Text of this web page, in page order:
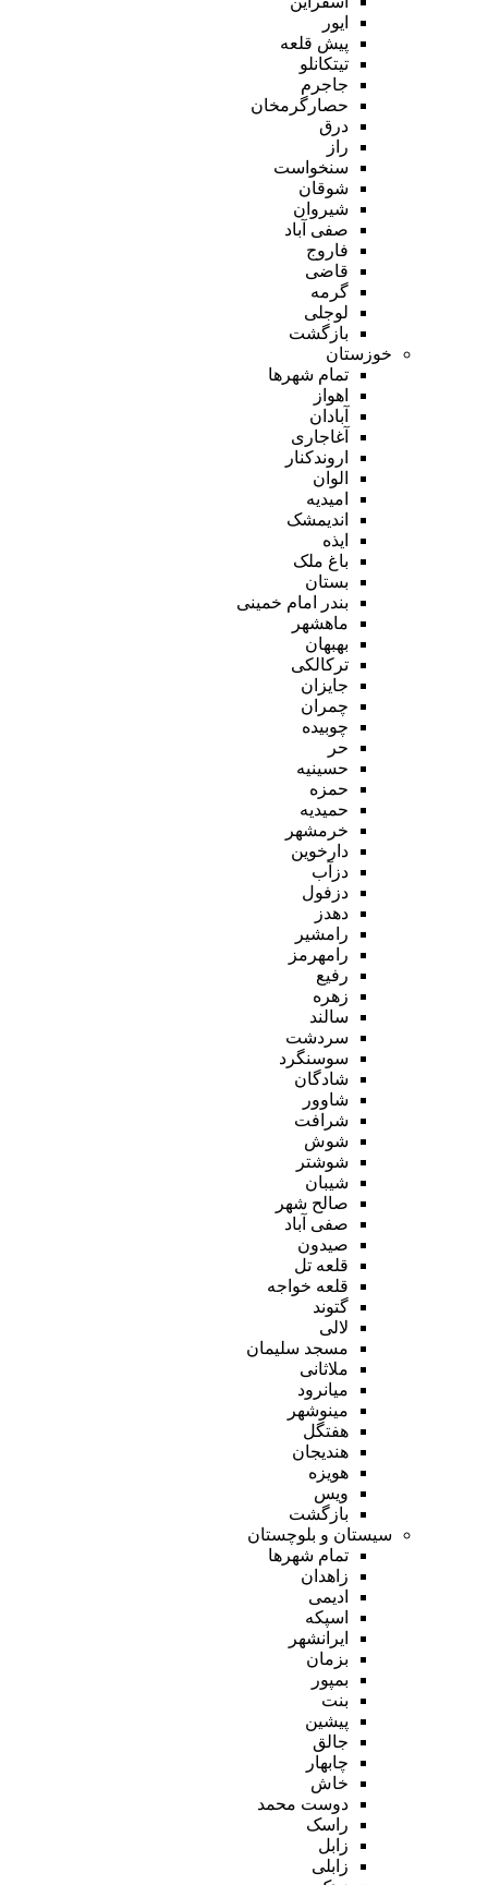
ایور
پیش قلعه
تیتکانلو
جاجرم
حصارگرمخان
درق
راز
سنخواست
شوقان
شیروان
صفی آباد
فاروج
قاضی
گرمه
لوجلی
بازگشت
خوزستان
تمام شهر‌ها
اهواز
آبادان
آغاجاری
اروندکنار
الوان
امیدیه
اندیمشک
ایذه
باغ ملک
بستان
بندر امام خمینی
ماهشهر
بهبهان
ترکالکی
جایزان
چمران
چوبیده
حر
حسینیه
حمزه
حمیدیه
خرمشهر
دارخوین
دزآب
دزفول
دهدز
رامشیر
رامهرمز
رفیع
زهره
سالند
سردشت
سوسنگرد
شادگان
شاوور
شرافت
شوش
شوشتر
شیبان
صالح شهر
صفی آباد
صیدون
قلعه تل
قلعه خواجه
گتوند
لالی
مسجد سلیمان
ملاثانی
میانرود
مینوشهر
هفتگل
هندیجان
هویزه
ویس
بازگشت
سیستان و بلوچستان
تمام شهر‌ها
زاهدان
ادیمی
اسپکه
ایرانشهر
بزمان
بمپور
بنت
پیشین
جالق
چابهار
خاش
دوست محمد
راسک
زابل
زابلی